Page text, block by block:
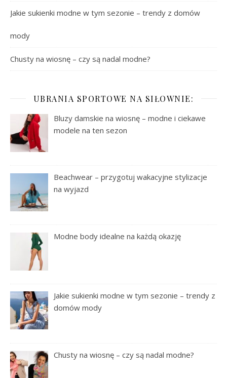
Jakie sukienki modne w tym sezonie – trendy z domów
mody
Chusty na wiosnę – czy są nadal modne?
UBRANIA SPORTOWE NA SIŁOWNIE:
Bluzy damskie na wiosnę – modne i ciekawe
modele na ten sezon
Beachwear – przygotuj wakacyjne stylizacje
na wyjazd
Modne body idealne na każdą okazję
Jakie sukienki modne w tym sezonie – trendy z
domów mody
Chusty na wiosnę – czy są nadal modne?